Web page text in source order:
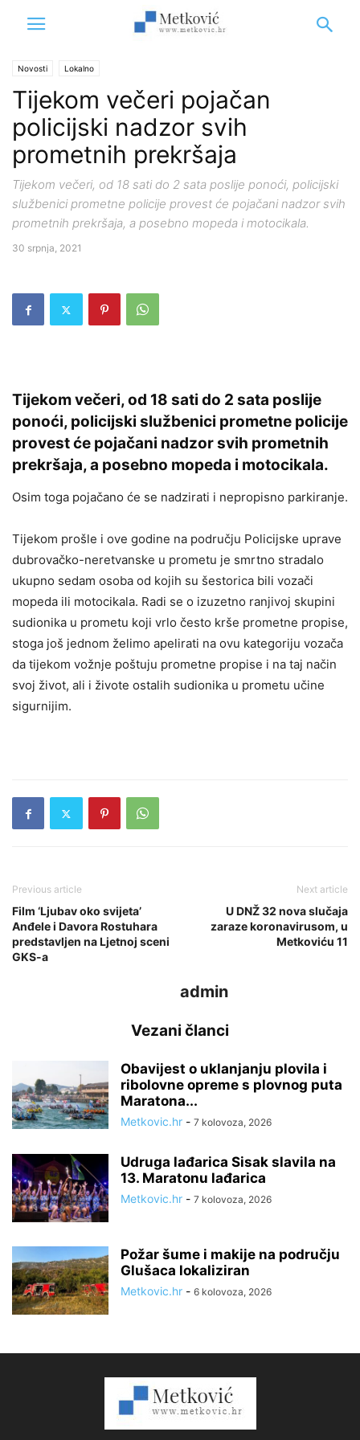
Novosti Lokalno
Tijekom večeri pojačan
policijski nadzor svih
prometnih prekršaja
Tijekom večeri, od 18 sati do 2 sata poslije ponoći, policijski
službenici prometne policije provest će pojačani nadzor svih
prometnih prekršaja, a posebno mopeda i motocikala.
30 srpnja, 2021
Tijekom večeri, od 18 sati do 2 sata poslije
ponoći, policijski službenici prometne policije
provest će pojačani nadzor svih prometnih
prekršaja, a posebno mopeda i motocikala.
Osim toga pojačano će se nadzirati i nepropisno parkiranje.
Tijekom prošle i ove godine na području Policijske uprave
dubrovačko-neretvanske u prometu je smrtno stradalo
ukupno sedam osoba od kojih su šestorica bili vozači
mopeda ili motocikala. Radi se o izuzetno ranjivoj skupini
sudionika u prometu koji vrlo često krše prometne propise,
stoga još jednom želimo apelirati na ovu kategoriju vozača
da tijekom vožnje poštuju prometne propise i na taj način
svoj život, ali i živote ostalih sudionika u prometu učine
sigurnijim.
Previous article
Film ‘Ljubav oko svijeta’
Anđele i Davora Rostuhara
predstavljen na Ljetnoj sceni
GKS-a
Next article
U DNŽ 32 nova slučaja
zaraze koronavirusom, u
Metkoviću 11
admin
Vezani članci
Obavijest o uklanjanju plovila i
ribolovne opreme s plovnog puta
Maratona...
Metkovic.hr - 7 kolovoza, 2026
Udruga lađarica Sisak slavila na
13. Maratonu lađarica
Metkovic.hr - 7 kolovoza, 2026
Požar šume i makije na području
Glušaca lokaliziran
Metkovic.hr - 6 kolovoza, 2026